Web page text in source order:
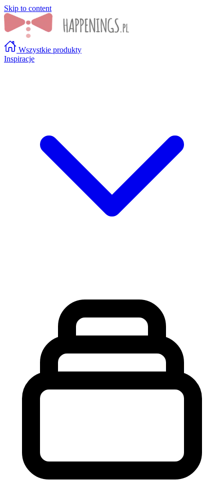
Skip to content
Wszystkie produkty
Inspiracje